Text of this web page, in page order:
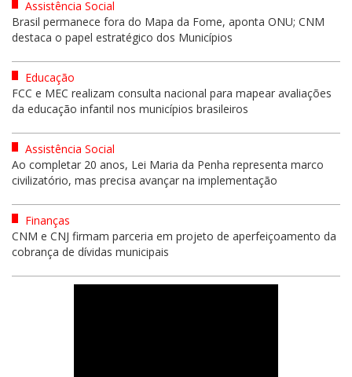
Assistência Social
Brasil permanece fora do Mapa da Fome, aponta ONU; CNM
destaca o papel estratégico dos Municípios
Educação
FCC e MEC realizam consulta nacional para mapear avaliações
da educação infantil nos municípios brasileiros
Assistência Social
Ao completar 20 anos, Lei Maria da Penha representa marco
civilizatório, mas precisa avançar na implementação
Finanças
CNM e CNJ firmam parceria em projeto de aperfeiçoamento da
cobrança de dívidas municipais